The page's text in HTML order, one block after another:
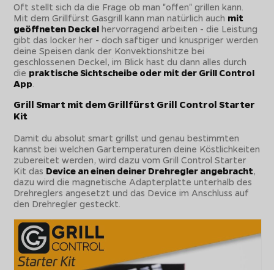
Oft stellt sich da die Frage ob man "offen" grillen kann.
Mit dem Grillfürst Gasgrill kann man natürlich auch mit
geöffneten Deckel hervorragend arbeiten - die Leistung
gibt das locker her - doch saftiger und knuspriger werden
deine Speisen dank der Konvektionshitze bei
geschlossenen Deckel, im Blick hast du dann alles durch
die praktische Sichtscheibe oder mit der Grill Control
App.
Grill Smart mit dem Grillfürst Grill Control Starter
Kit
Damit du absolut smart grillst und genau bestimmten
kannst bei welchen Gartemperaturen deine Köstlichkeiten
zubereitet werden, wird dazu vom Grill Control Starter
Kit das Device an einen deiner Drehregler angebracht,
dazu wird die magnetische Adapterplatte unterhalb des
Drehreglers angesetzt und das Device im Anschluss auf
den Drehregler gesteckt.